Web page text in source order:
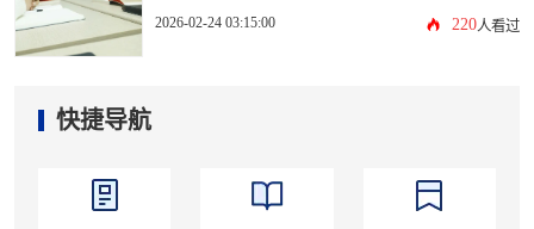
2026-02-24 03:15:00 220人看过
快捷导航